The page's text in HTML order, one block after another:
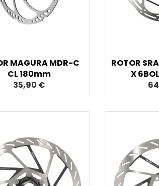
MAGURA MDR-C
CL 180mm
35,90 €
ROTOR
X